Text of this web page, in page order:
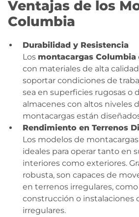
Ventajas de los
Columbia
Durabilidad y Resistencia
Los montacargas Columbia
con materiales de alta
soportar condiciones de
sea en superficies rugosas o
almacenes con altos niveles
montacargas están
Rendimiento en Terrenos
Los modelos de
ideales para operar tanto en
interiores como exteriores.
robusta, son capaces de
en terrenos irregulares, como
construcción o instalaciones
irregulares.